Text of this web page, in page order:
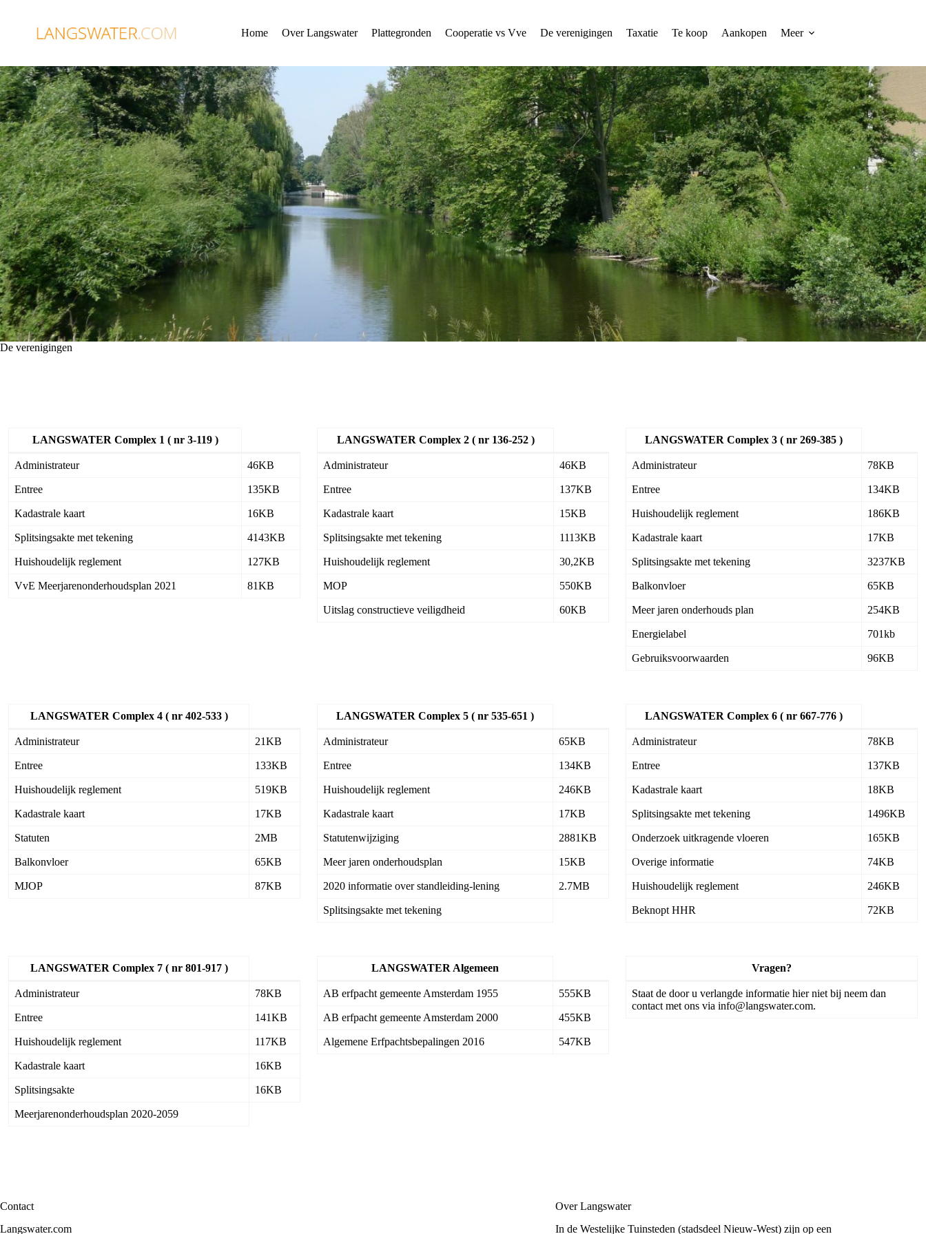
Home Over Langswater Plattegronden Cooperatie vs Vve De verenigingen Taxatie Te koop Aankopen Meer
De verenigingen
LANGSWATER Complex 1 ( nr 3-119 )
Administrateur 46KB
Entree 135KB
Kadastrale kaart 16KB
Splitsingsakte met tekening 4143KB
Huishoudelijk reglement 127KB
VvE Meerjarenonderhoudsplan 2021 81KB
LANGSWATER Complex 2 ( nr 136-252 )
Administrateur 46KB
Entree 137KB
Kadastrale kaart 15KB
Splitsingsakte met tekening 1113KB
Huishoudelijk reglement 30,2KB
MOP 550KB
Uitslag constructieve veiligdheid 60KB
LANGSWATER Complex 3 ( nr 269-385 )
Administrateur 78KB
Entree 134KB
Huishoudelijk reglement 186KB
Kadastrale kaart 17KB
Splitsingsakte met tekening 3237KB
Balkonvloer 65KB
Meer jaren onderhouds plan 254KB
Energielabel 701kb
Gebruiksvoorwaarden 96KB
LANGSWATER Complex 4 ( nr 402-533 )
Administrateur 21KB
Entree 133KB
Huishoudelijk reglement 519KB
Kadastrale kaart 17KB
Statuten 2MB
Balkonvloer 65KB
MJOP 87KB
LANGSWATER Complex 5 ( nr 535-651 )
Administrateur 65KB
Entree 134KB
Huishoudelijk reglement 246KB
Kadastrale kaart 17KB
Statutenwijziging 2881KB
Meer jaren onderhoudsplan 15KB
2020 informatie over standleiding-lening 2.7MB
Splitsingsakte met tekening
LANGSWATER Complex 6 ( nr 667-776 )
Administrateur 78KB
Entree 137KB
Kadastrale kaart 18KB
Splitsingsakte met tekening 1496KB
Onderzoek uitkragende vloeren 165KB
Overige informatie 74KB
Huishoudelijk reglement 246KB
Beknopt HHR 72KB
LANGSWATER Complex 7 ( nr 801-917 )
Administrateur 78KB
Entree 141KB
Huishoudelijk reglement 117KB
Kadastrale kaart 16KB
Splitsingsakte 16KB
Meerjarenonderhoudsplan 2020-2059
LANGSWATER Algemeen
AB erfpacht gemeente Amsterdam 1955 555KB
AB erfpacht gemeente Amsterdam 2000 455KB
Algemene Erfpachtsbepalingen 2016 547KB
Vragen?
Staat de door u verlangde informatie hier niet bij neem dan
contact met ons via info@langswater.com.
Contact
Langswater.com
Over Langswater
In de Westelijke Tuinsteden (stadsdeel Nieuw-West) zijn op een